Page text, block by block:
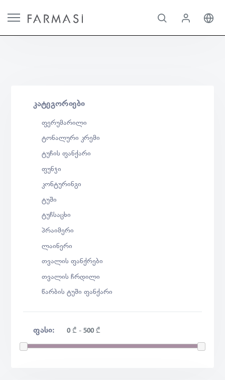
ᲙᲐᲢᲔᲒᲝᲠᲘᲔᲑᲘ
ფერუმარილი
ტონალური კრემი
ტუჩის ფანქარი
ფუნჯი
კონტურინგი
ტუში
ტუჩსაცხი
პრაიმერი
ლაინერი
თვალის ფანქრები
თვალის ჩრდილი
წარბის ტუში ფანქარი
ᲤᲐᲡᲘ: 0 ₾ - 500 ₾